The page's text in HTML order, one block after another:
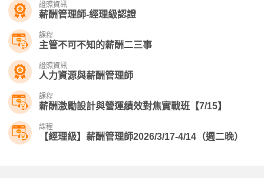
證照資訊
薪酬管理師-經理級認證
課程
主管不可不知的薪酬二三事
證照資訊
人力資源與薪酬管理師
課程
薪酬激勵設計與營運績效對焦實戰班【7/15】
課程
【經理級】薪酬管理師2026/3/17-4/14（週二晚）